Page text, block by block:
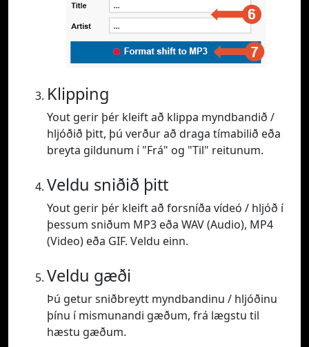
Klipping
Yout gerir þér kleift að klippa myndbandið /
hljóðið þitt, þú verður að draga tímabilið eða
breyta gildunum í "Frá" og "Til" reitunum.
Veldu sniðið þitt
Yout gerir þér kleift að forsníða vídeó / hljóð í
þessum sniðum MP3 eða WAV (Audio), MP4
(Video) eða GIF. Veldu einn.
Veldu gæði
Þú getur sniðbreytt myndbandinu / hljóðinu
þínu í mismunandi gæðum, frá lægstu til
hæstu gæðum.